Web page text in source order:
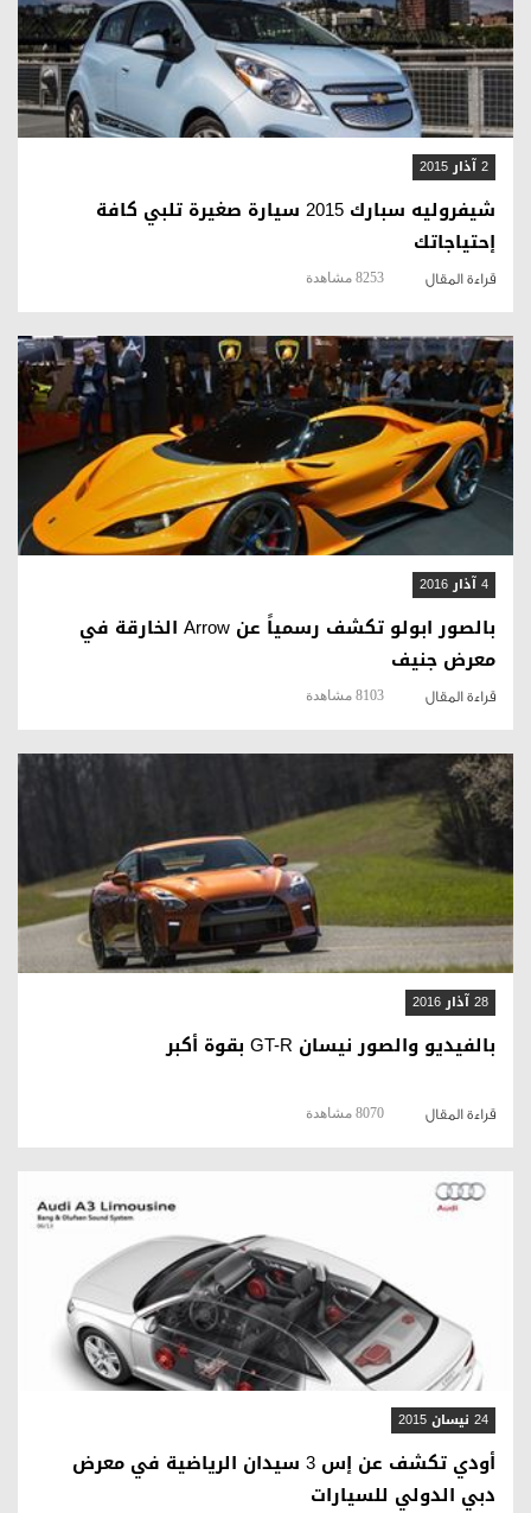
قراءة المقال
2 آذار 2015
شيفروليه سبارك 2015 سيارة صغيرة تلبي كافة
إحتياجاتك
قراءة المقال 8253 مشاهدة
قراءة المقال
4 آذار 2016
بالصور ابولو تكشف رسمياً عن Arrow الخارقة في
معرض جنيف
قراءة المقال 8103 مشاهدة
قراءة المقال
28 آذار 2016
بالفيديو والصور نيسان GT-R بقوة أكبر
قراءة المقال 8070 مشاهدة
قراءة المقال
24 نيسان 2015
أودي تكشف عن إس 3 سيدان الرياضية في معرض
دبي الدولي للسيارات